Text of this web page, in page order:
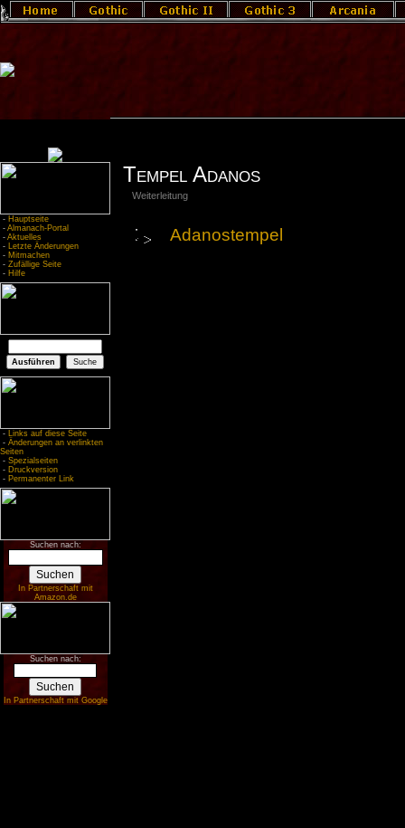
- Hauptseite
- Almanach-Portal
- Aktuelles
- Letzte Änderungen
- Mitmachen
- Zufällige Seite
- Hilfe
- Links auf diese Seite
- Änderungen an verlinkten
Seiten
- Spezialseiten
- Druckversion
- Permanenter Link
Suchen nach:
In Partnerschaft mit
Amazon.de
Suchen nach:
In Partnerschaft mit Google
Tempel Adanos
Weiterleitung
Adanostempel